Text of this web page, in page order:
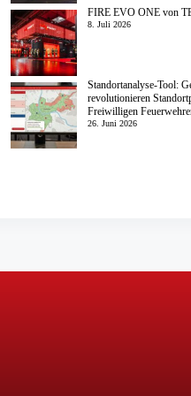
FIRE EVO ONE von
8. Juli 2026
Standortanalyse-Tool:
revolutionieren
Freiwilligen
26. Juni 2026